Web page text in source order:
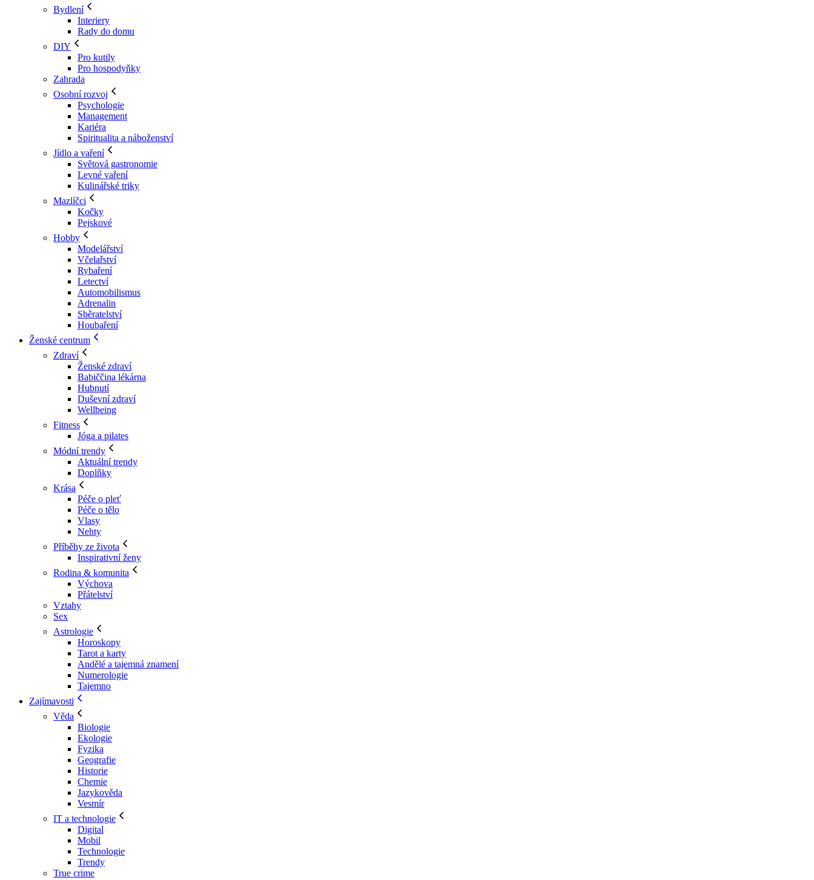
Bydlení
Interiery
Rady do domu
DIY
Pro kutily
Pro hospodyňky
Zahrada
Osobní rozvoj
Psychologie
Management
Kariéra
Spiritualita a náboženství
Jídlo a vaření
Světová gastronomie
Levné vaření
Kulinářské triky
Mazlíčci
Kočky
Pejskové
Hobby
Modelářství
Včelařství
Rybaření
Letectví
Automobilismus
Adrenalin
Sběratelství
Houbaření
Ženské centrum
Zdraví
Ženské zdraví
Babiččina lékárna
Hubnutí
Duševní zdraví
Wellbeing
Fitness
Jóga a pilates
Módní trendy
Aktuální trendy
Doplňky
Krása
Péče o pleť
Péče o tělo
Vlasy
Nehty
Příběhy ze života
Inspirativní ženy
Rodina & komunita
Výchova
Přátelství
Vztahy
Sex
Astrologie
Horoskopy
Tarot a karty
Andělé a tajemná znamení
Numerologie
Tajemno
Zajímavosti
Věda
Biologie
Ekologie
Fyzika
Geografie
Historie
Chemie
Jazykověda
Vesmír
IT a technologie
Digital
Mobil
Technologie
Trendy
True crime